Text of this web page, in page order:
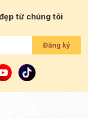
từ chúng tôi
Đăng ký